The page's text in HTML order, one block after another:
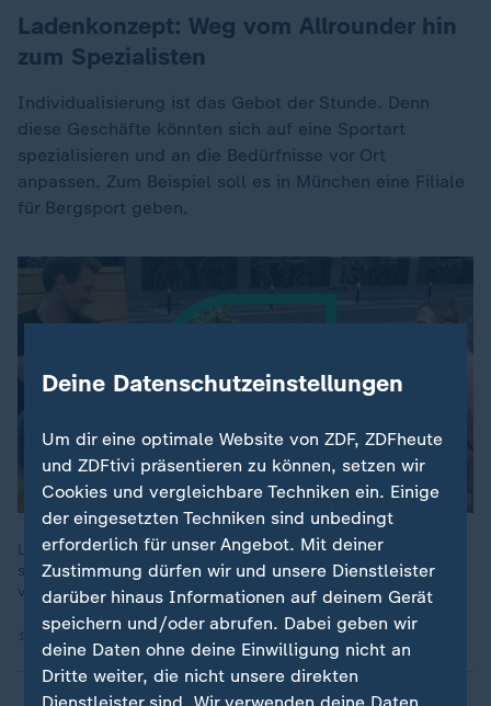
Ladenkonzept: Weg vom Allrounder hin
zum Spezialisten
Individualisierung ist das Gebot der Stunde. Denn
diese Geschäfte könnten sich auf eine Sportart
spezialisieren und an die Bedürfnisse vor Ort
anpassen. Zum Beispiel soll es in München eine Filiale
für Bergsport geben.
Leerstände in Geschäftsräumen machen Innenstädten zu
schaffen. Wie es auch anders geht, zeigt die ZDF-Reportage
von plan b.
11.11.2021 | 29:47 min
Deine Datenschutzeinstellungen
Um dir eine optimale Website von ZDF, ZDFheute
und ZDFtivi präsentieren zu können, setzen wir
Cookies und vergleichbare Techniken ein. Einige
der eingesetzten Techniken sind unbedingt
erforderlich für unser Angebot. Mit deiner
Zustimmung dürfen wir und unsere Dienstleister
darüber hinaus Informationen auf deinem Gerät
speichern und/oder abrufen. Dabei geben wir
deine Daten ohne deine Einwilligung nicht an
Dritte weiter, die nicht unsere direkten